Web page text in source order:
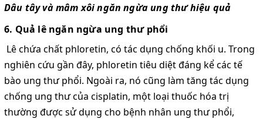
Dâu tây và mâm xôi ngăn ngừa ung thư hiệu quả
6. Quả lê ngăn ngừa ung thư phổi
Lê chứa chất phloretin, có tác dụng chống khối u. Trong
nghiên cứu gần đây, phloretin tiêu diệt đáng kể các tế
bào ung thư phổi. Ngoài ra, nó cũng làm tăng tác dụng
chống ung thư của cisplatin, một loại thuốc hóa trị
thường được sử dụng cho bệnh nhân ung thư phổi,